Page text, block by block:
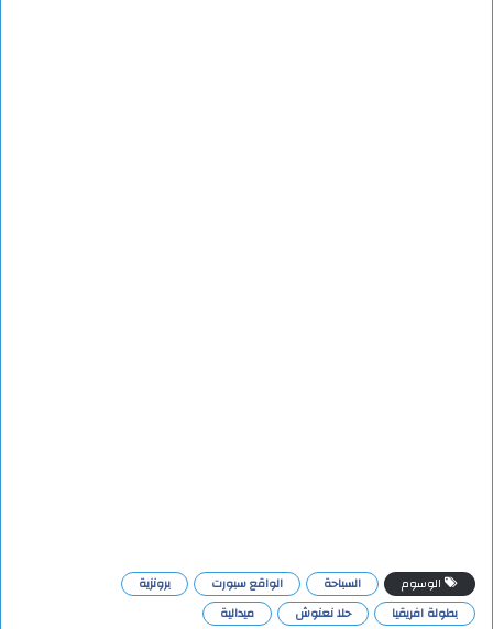
الوسوم السباحة الواقع سبورت
برونزية
بطولة افريقيا
حلا نعنوش ميدالية